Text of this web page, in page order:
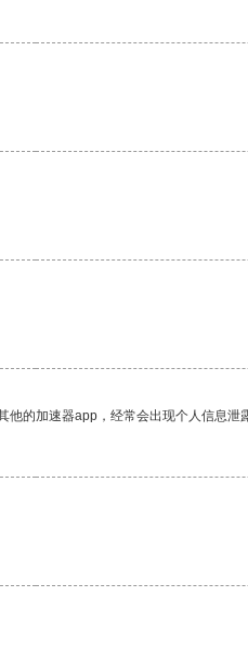
的加速器app，经常会出现个人信息泄